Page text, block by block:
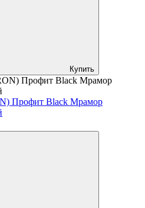
Купить
Профит Black Мрамор